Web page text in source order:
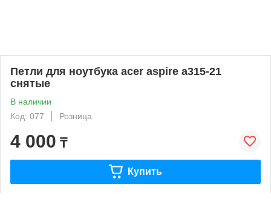
Петли для ноутбука acer aspire a315-21
снятые
В наличии
Код: 077
Розница
4 000 ₸
Купить